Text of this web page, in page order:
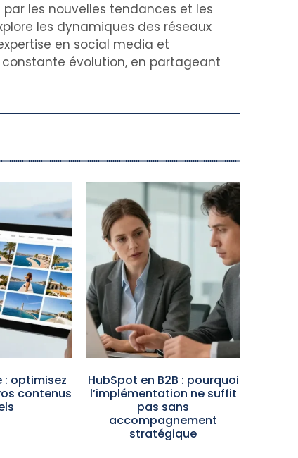
les nouvelles tendances et les
les dynamiques des réseaux
en social media et
évolution, en partageant
: optimisez
contenus
HubSpot en B2B : pourquoi
l’implémentation ne suffit
pas sans
accompagnement
stratégique